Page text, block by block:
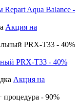
Repart Aqua Balance -
Акция на
PRX-T33 - 40%
Акция на